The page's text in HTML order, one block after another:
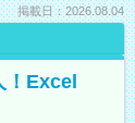
掲載日：2026.08.04
Excel